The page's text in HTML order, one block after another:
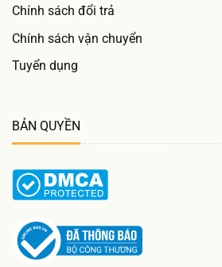
Chính sách đổi trả
Chính sách vận chuyển
Tuyển dụng
BẢN QUYỀN